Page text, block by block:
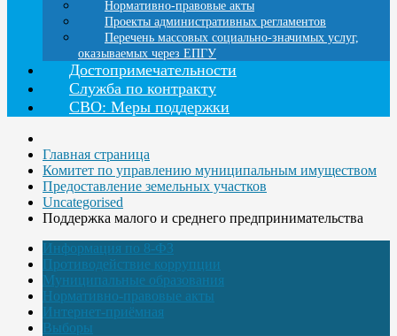
Нормативно-правовые акты
Проекты административных регламентов
Перечень массовых социально-значимых услуг,
оказываемых через ЕПГУ
Достопримечательности
Служба по контракту
СВО: Меры поддержки
Главная страница
Комитет по управлению муниципальным имуществом
Предоставление земельных участков
Uncategorised
Поддержка малого и среднего предпринимательства
Информация по 8-ФЗ
Противодействие коррупции
Муниципальные образования
Нормативно-правовые акты
Интернет-приёмная
Выборы